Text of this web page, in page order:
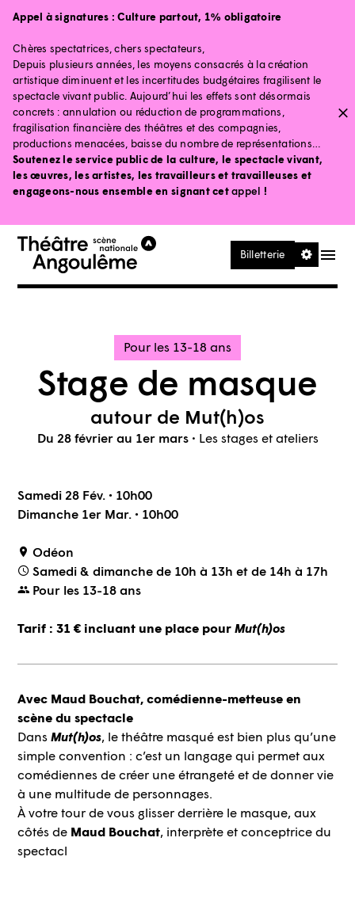
Aller au contenu principal
Aller au pied de page
Appel à signatures :Culture partout, 1% obligatoire
Chères spectatrices, chers spectateurs,
Depuis plusieurs années, les moyens consacrés à la création
artistique diminuent et les incertitudes budgétaires fragilisent le
spectacle vivant public. Aujourd’hui les effets sont désormais
concrets : annulation ou réduction de programmations,
fragilisation financière des théâtres et des compagnies,
productions menacées, baisse du nombre de représentations…
Soutenez le service public de la culture, le spectacle vivant,
les œuvres, les artistes, les travailleurs et travailleuses et
engageons-nous ensemble en signant cetappel !
Billetterie Ouvrir
Pour les 13-18 ans
Stage de masque
autour de Mut(h)os
Du 28 février au 1er mars• Les stages et ateliers
Avec Maud Bouchat, comédienne-metteuse en
scène du spectacle
DansMut(h)os, le théâtre masqué est bien plus qu’une
simple convention : c’est un langage qui permet aux
comédiennes de créer une étrangeté et de donner vie
à une multitude de personnages.
À votre tour de vous glisser derrière le masque, aux
côtés de Maud Bouchat, interprète et conceptrice du
spectacl
Samedi 28 Fév. • 10h00
Dimanche 1er Mar. • 10h00
Odéon
Samedi & dimanche de 10h à 13h et de 14h à 17h
Pour les 13-18 ans
Tarif : 31 € incluant une place pourMut(h)os